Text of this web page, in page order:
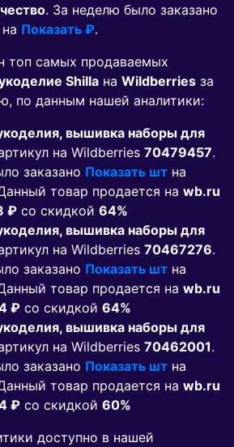
. За неделю было заказано
на Показать ₽.
топ самых продаваемых
Shilla на Wildberries за
по данным нашей аналитики:
вышивка наборы для
на Wildberries 70479457.
заказано Показать шт на
товар продается на wb.ru
₽ co скидкой 64%
вышивка наборы для
на Wildberries 70467276.
заказано Показать шт на
товар продается на wb.ru
₽ co скидкой 64%
вышивка наборы для
на Wildberries 70462001.
заказано Показать шт на
товар продается на wb.ru
₽ co скидкой 60%
доступно в нашей